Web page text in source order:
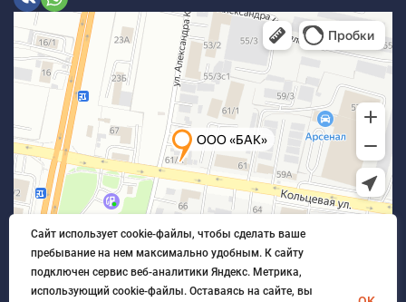
Сайт использует cookie-файлы, чтобы сделать ваше
пребывание на нем максимально удобным. К cайту
подключен сервис веб-аналитики Яндекс. Метрика,
использующий cookie-файлы. Оставаясь на сайте, вы